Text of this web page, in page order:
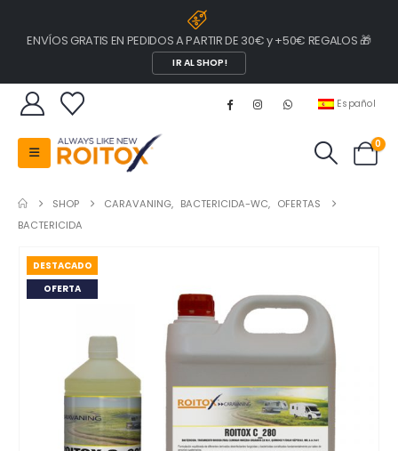
ENVÍOS GRATIS EN PEDIDOS A PARTIR DE 30€ y +50€ REGALOS 🎁
IR AL SHOP!
Español
0
SHOP CARAVANING, BACTERICIDA-WC, OFERTAS
BACTERICIDA
DESTACADO
OFERTA